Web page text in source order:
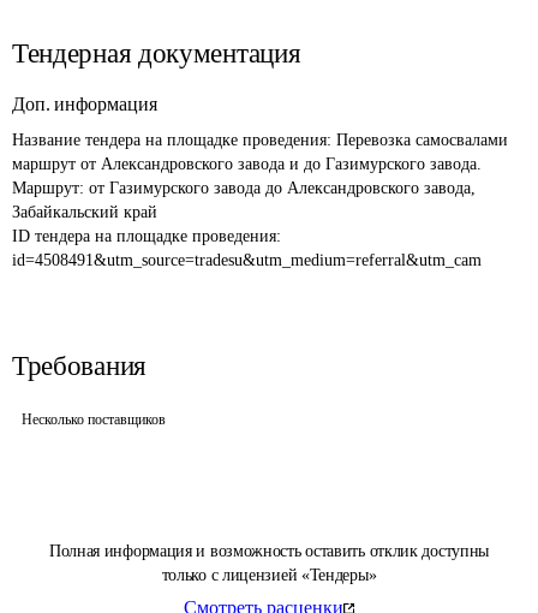
Полная информация и возможность оставить отклик доступны
только с лицензией «Тендеры»
Смотреть расценки
Тендерная документация
Доп. информация
Название тендера на площадке проведения: Перевозка самосвалами
маршрут от Александровского завода и до Газимурского завода.
Маршрут: от Газимурского завода до Александровского завода,
Забайкальский край
ID тендера на площадке проведения:
id=4508491&utm_source=tradesu&utm_medium=referral&utm_cam
Требования
Несколько поставщиков